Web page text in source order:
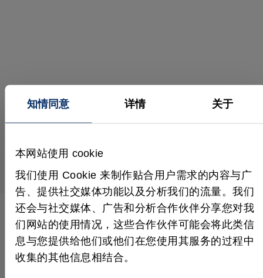
知情同意 详情 关于
本网站使用 cookie
我们使用 Cookie 来制作贴合用户需求的内容与广
告、提供社交媒体功能以及分析我们的流量。我们
还会与社交媒体、广告和分析合作伙伴分享您对我
们网站的使用情况，这些合作伙伴可能会将此类信
息与您提供给他们或他们在您使用其服务的过程中
收集的其他信息相结合。
应用、功能及更多内容
更多视频